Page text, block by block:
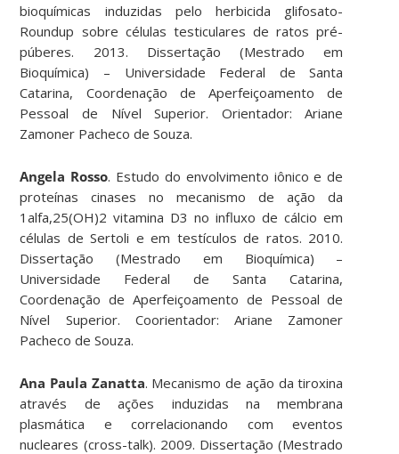
bioquímicas induzidas pelo herbicida glifosato-
Roundup sobre células testiculares de ratos pré-
púberes. 2013. Dissertação (Mestrado em
Bioquímica) – Universidade Federal de Santa
Catarina, Coordenação de Aperfeiçoamento de
Pessoal de Nível Superior. Orientador: Ariane
Zamoner Pacheco de Souza.
Angela Rosso. Estudo do envolvimento iônico e de
proteínas cinases no mecanismo de ação da
1alfa,25(OH)2 vitamina D3 no influxo de cálcio em
células de Sertoli e em testículos de ratos. 2010.
Dissertação (Mestrado em Bioquímica) –
Universidade Federal de Santa Catarina,
Coordenação de Aperfeiçoamento de Pessoal de
Nível Superior. Coorientador: Ariane Zamoner
Pacheco de Souza.
Ana Paula Zanatta. Mecanismo de ação da tiroxina
através de ações induzidas na membrana
plasmática e correlacionando com eventos
nucleares (cross-talk). 2009. Dissertação (Mestrado